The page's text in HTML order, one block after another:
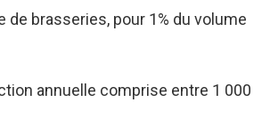
de brasseries, pour 1% du volume
annuelle comprise entre 1 000